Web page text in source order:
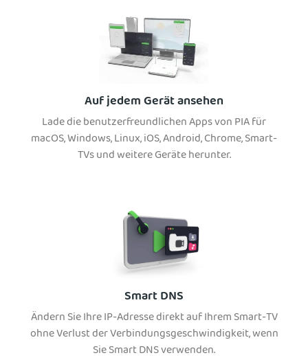
Auf jedem Gerät ansehen
Lade die benutzerfreundlichen Apps von PIA für
macOS, Windows, Linux, iOS, Android, Chrome, Smart-
TVs und weitere Geräte herunter.
Smart DNS
Ändern Sie Ihre IP-Adresse direkt auf Ihrem Smart-TV
ohne Verlust der Verbindungsgeschwindigkeit, wenn
Sie Smart DNS verwenden.